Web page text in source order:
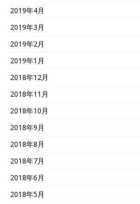
2019年4月
2019年3月
2019年2月
2019年1月
2018年12月
2018年11月
2018年10月
2018年9月
2018年8月
2018年7月
2018年6月
2018年5月